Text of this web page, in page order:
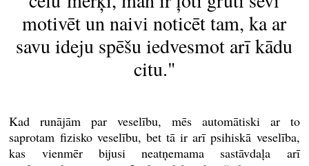
motivēt un naivi noticēt tam, ka ar
savu ideju spēšu iedvesmot arī kādu
citu."
Kad runājām par veselību, mēs automātiski ar to
saprotam fizisko veselību, bet tā ir arī psihiskā veselība,
kas vienmēr bijusi neatņemama sastāvdaļa arī